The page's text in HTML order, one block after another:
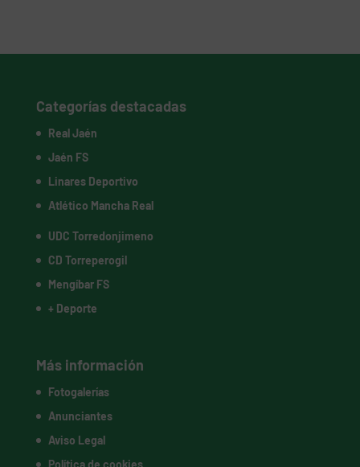
Categorías destacadas
Real Jaén
Jaén FS
Linares Deportivo
Atlético Mancha Real
UDC Torredonjimeno
CD Torreperogil
Mengíbar FS
+ Deporte
Más información
Fotogalerías
Anunciantes
Aviso Legal